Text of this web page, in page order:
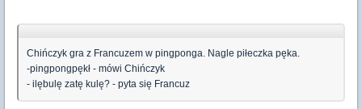
Chińczyk gra z Francuzem w pingponga. Nagle piłeczka pęka.
-pingpongpękł - mówi Chińczyk
- ilębulę zatę kulę? - pyta się Francuz